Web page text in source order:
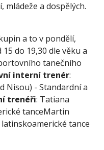
a dospělých.
a to v pondělí,
do 19,30 dle věku a
tanečního
interní trenér:
Nisou) - Standardní a
trenéři: Tatiana
tanceMartin
tance